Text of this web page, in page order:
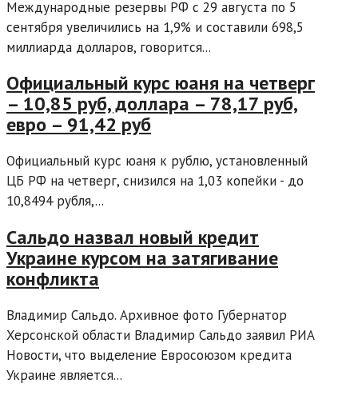
Международные резервы РФ с 29 августа по 5
сентября увеличились на 1,9% и составили 698,5
миллиарда долларов, говорится...
Официальный курс юаня на четверг
– 10,85 руб, доллара – 78,17 руб,
евро – 91,42 руб
Официальный курс юаня к рублю, установленный
ЦБ РФ на четверг, снизился на 1,03 копейки - до
10,8494 рубля,...
Сальдо назвал новый кредит
Украине курсом на затягивание
конфликта
Владимир Сальдо. Архивное фото Губернатор
Херсонской области Владимир Сальдо заявил РИА
Новости, что выделение Евросоюзом кредита
Украине является...